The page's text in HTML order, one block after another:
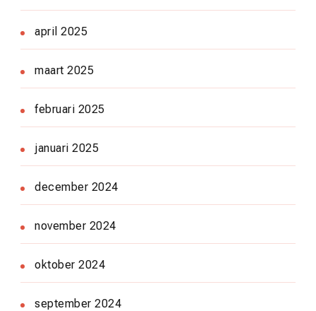
april 2025
maart 2025
februari 2025
januari 2025
december 2024
november 2024
oktober 2024
september 2024